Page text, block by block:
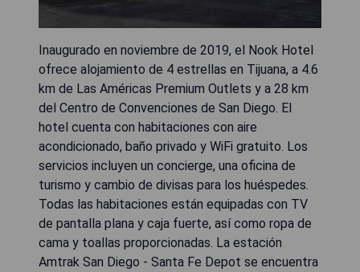
Inaugurado en noviembre de 2019, el Nook Hotel
ofrece alojamiento de 4 estrellas en Tijuana, a 4.6
km de Las Américas Premium Outlets y a 28 km
del Centro de Convenciones de San Diego. El
hotel cuenta con habitaciones con aire
acondicionado, baño privado y WiFi gratuito. Los
servicios incluyen un concierge, una oficina de
turismo y cambio de divisas para los huéspedes.
Todas las habitaciones están equipadas con TV
de pantalla plana y caja fuerte, así como ropa de
cama y toallas proporcionadas. La estación
Amtrak San Diego - Santa Fe Depot se encuentra